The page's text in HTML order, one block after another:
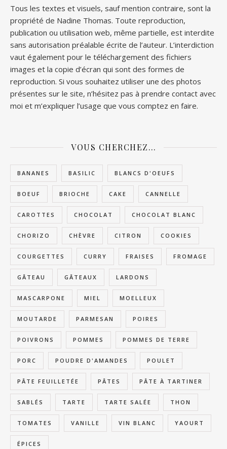
Tous les textes et visuels, sauf mention contraire, sont la
propriété de Nadine Thomas. Toute reproduction,
publication ou utilisation web, même partielle, est interdite
sans autorisation préalable écrite de l’auteur. L’interdiction
vaut également pour le téléchargement des fichiers
images et la copie d’écran qui sont des formes de
reproduction. Si vous souhaitez utiliser une des photos
présentes sur le site, n’hésitez pas à prendre contact avec
moi et m’expliquer l’usage que vous comptez en faire.
VOUS CHERCHEZ…
BANANES BASILIC BLANCS D'OEUFS
BOEUF BRIOCHE CAKE CANNELLE
CAROTTES CHOCOLAT CHOCOLAT BLANC
CHORIZO CHÈVRE CITRON COOKIES
COURGETTES CURRY FRAISES FROMAGE
GÂTEAU GÂTEAUX LARDONS
MASCARPONE MIEL MOELLEUX
MOUTARDE PARMESAN POIRES
POIVRONS POMMES POMMES DE TERRE
PORC POUDRE D'AMANDES POULET
PÂTE FEUILLETÉE PÂTES PÂTE À TARTINER
SABLÉS TARTE TARTE SALÉE THON
TOMATES VANILLE VIN BLANC YAOURT
ÉPICES